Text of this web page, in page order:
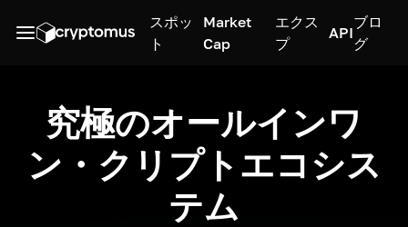
スポッ
ト
Market
Cap
エクス
プ
API
ブロ
グ
究極のオールインワ
ン・クリプトエコシス
テム